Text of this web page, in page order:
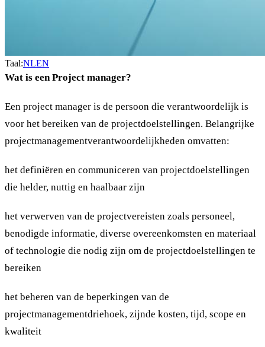
Taal:NLEN
Wat is een Project manager?
Een project manager is de persoon die verantwoordelijk is
voor het bereiken van de projectdoelstellingen. Belangrijke
projectmanagementverantwoordelijkheden omvatten:
het definiëren en communiceren van projectdoelstellingen
die helder, nuttig en haalbaar zijn
het verwerven van de projectvereisten zoals personeel,
benodigde informatie, diverse overeenkomsten en materiaal
of technologie die nodig zijn om de projectdoelstellingen te
bereiken
het beheren van de beperkingen van de
projectmanagementdriehoek, zijnde kosten, tijd, scope en
kwaliteit